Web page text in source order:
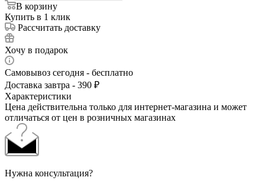
В корзину
Купить в 1 клик
Рассчитать доставку
Хочу в подарок
Самовывоз сегодня - бесплатно
Доставка завтра - 390 ₽
Характеристики
Цена действительна только для интернет-магазина и может
отличаться от цен в розничных магазинах
Нужна консультация?